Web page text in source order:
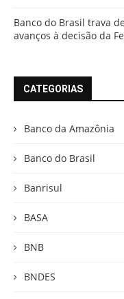
Banco do Brasil trava
avanços à decisão da
CATEGORIAS
Banco da Amazônia
Banco do Brasil
Banrisul
BASA
BNB
BNDES